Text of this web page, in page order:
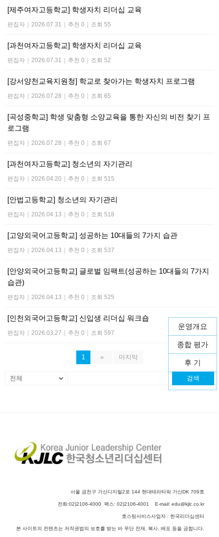
운영개요
종합 평가
후 기
활동 사진
[제주여자고등학교] 학생자치 리더십 교육
편집자 2026.07.31 추천 0 조회 55
[과천여자고등학교] 학생자치 리더십 교육
편집자 2026.07.31 추천 0 조회 52
[강서양천교육지원청] 학교로 찾아가는 학생자치 프로그램
편집자 2026.07.28 추천 0 조회 65
[곡성중학교] 학생 맞춤형 소양교육을 통한 자신의 비전 찾기 프
로그램
편집자 2026.07.28 추천 0 조회 67
[과천여자고등학교] 청소년의 자기관리
편집자 2026.04.20 추천 0 조회 515
[안법고등학교] 청소년의 자기관리
편집자 2026.04.13 추천 0 조회 518
[고양외국어고등학교] 성공하는 10대들의 7가지 습관
편집자 2026.04.13 추천 0 조회 537
[안양외국어고등학교] 글로벌 임팩트(성공하는 10대들의 7가지
습관)
편집자 2026.04.13 추천 0 조회 525
[인천외국어고등학교] 신입생 리더십 워크숍
편집자 2026.03.27 추천 0 조회 597
1 » 마지막
검색
서울 금천구 가산디지털2로 144 현대테라타워 가산DK 709호
전화:02)2106-4000 팩스: 02)2106-4001 E-mail: edu@kjlc.co.kr
호스팅서비스사업자 : 한국리더십센터
본 사이트의 컨텐츠는 저작권법의 보호를 받는 바 무단 전재, 복사, 배포 등을 금합니다.